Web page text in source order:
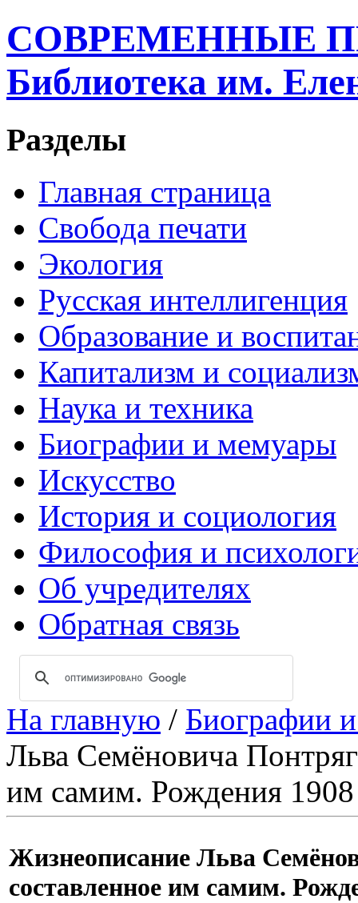
СОВРЕМЕННЫЕ
Библиотека им.
Разделы
Главная страница
Свобода печати
Экология
Русская интеллигенция
Образование и
Капитализм и
Наука и техника
Биографии и мемуары
Искусство
История и социология
Философия и
Об учредителях
Обратная связь
На главную / Биографии
Льва Семёновича
им самим. Рождения
Жизнеописание Льва
составленное им самим.